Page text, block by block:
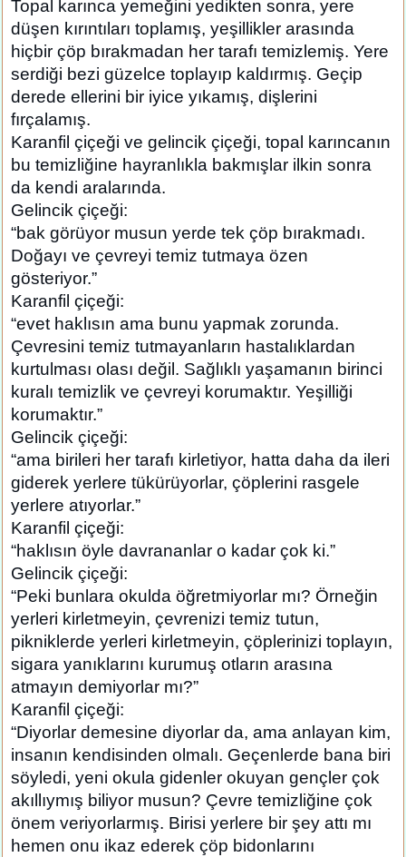
Topal karınca yemeğini yedikten sonra, yere
düşen kırıntıları toplamış, yeşillikler arasında
hiçbir çöp bırakmadan her tarafı temizlemiş. Yere
serdiği bezi güzelce toplayıp kaldırmış. Geçip
derede ellerini bir iyice yıkamış, dişlerini
fırçalamış.
Karanfil çiçeği ve gelincik çiçeği, topal karıncanın
bu temizliğine hayranlıkla bakmışlar ilkin sonra
da kendi aralarında.
Gelincik çiçeği:
“bak görüyor musun yerde tek çöp bırakmadı.
Doğayı ve çevreyi temiz tutmaya özen
gösteriyor.”
Karanfil çiçeği:
“evet haklısın ama bunu yapmak zorunda.
Çevresini temiz tutmayanların hastalıklardan
kurtulması olası değil. Sağlıklı yaşamanın birinci
kuralı temizlik ve çevreyi korumaktır. Yeşilliği
korumaktır.”
Gelincik çiçeği:
“ama birileri her tarafı kirletiyor, hatta daha da ileri
giderek yerlere tükürüyorlar, çöplerini rasgele
yerlere atıyorlar.”
Karanfil çiçeği:
“haklısın öyle davrananlar o kadar çok ki.”
Gelincik çiçeği:
“Peki bunlara okulda öğretmiyorlar mı? Örneğin
yerleri kirletmeyin, çevrenizi temiz tutun,
pikniklerde yerleri kirletmeyin, çöplerinizi toplayın,
sigara yanıklarını kurumuş otların arasına
atmayın demiyorlar mı?”
Karanfil çiçeği:
“Diyorlar demesine diyorlar da, ama anlayan kim,
insanın kendisinden olmalı. Geçenlerde bana biri
söyledi, yeni okula gidenler okuyan gençler çok
akıllıymış biliyor musun? Çevre temizliğine çok
önem veriyorlarmış. Birisi yerlere bir şey attı mı
hemen onu ikaz ederek çöp bidonlarını